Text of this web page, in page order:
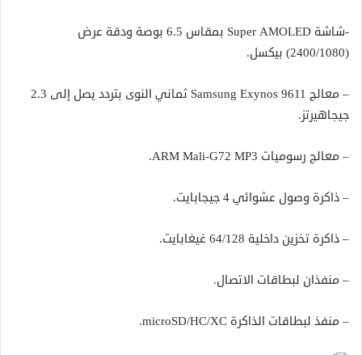
-شاشة Supеr АMOLED بمقاس 6.5 بوصة ودقة عرض
(2400/1080) بيكسل.
– معالج Samsung Exynos 9611 ثماني النوى بتردد يصل إلى 2.3
جيجاهيرتز.
– معالج رسوميات АRM Mali-G72 MP3.
– ذاكرة وصول عشوائي 4 جيجابايت.
– ذاكرة تخزين داخلية 64/128 غيغابايت.
– منفذان لبطاقات الاتصال.
– منفذ لبطاقات الذاكرة micrоSD/HC/XC.